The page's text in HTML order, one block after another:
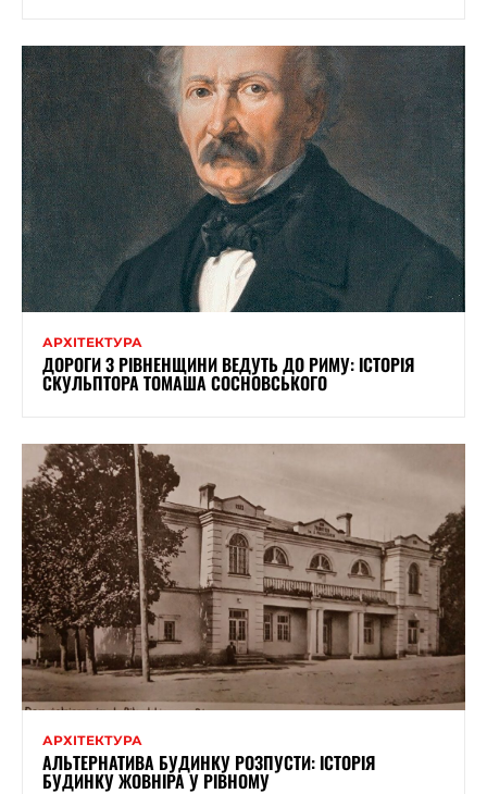
АРХІТЕКТУРА
ДОРОГИ З РІВНЕНЩИНИ ВЕДУТЬ ДО РИМУ: ІСТОРІЯ
СКУЛЬПТОРА ТОМАША СОСНОВСЬКОГО
АРХІТЕКТУРА
АЛЬТЕРНАТИВА БУДИНКУ РОЗПУСТИ: ІСТОРІЯ
БУДИНКУ ЖОВНІРА У РІВНОМУ